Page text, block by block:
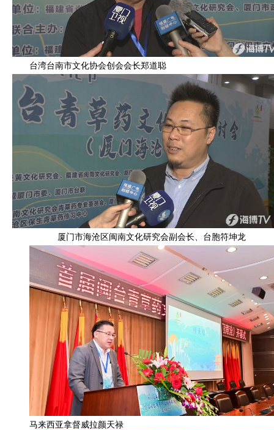
台湾台南市文化协会创会会长郑道聪
厦门市海沧区闽南文化研究会副会长、台胞符坤龙
马来西亚拿督威拉颜天禄